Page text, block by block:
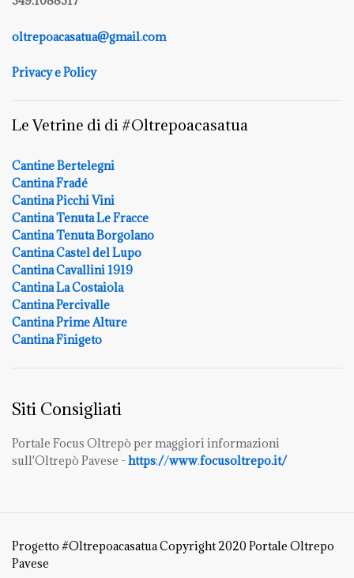
oltrepoacasatua@gmail.com
Privacy e Policy
Le Vetrine di di #Oltrepoacasatua
Cantine Bertelegni
Cantina Fradé
Cantina Picchi Vini
Cantina Tenuta Le Fracce
Cantina Tenuta Borgolano
Cantina Castel del Lupo
Cantina Cavallini 1919
Cantina La Costaiola
Cantina Percivalle
Cantina Prime Alture
Cantina Finigeto
Siti Consigliati
Portale Focus Oltrepò per maggiori informazioni
sull'Oltrepò Pavese - https://www.focusoltrepo.it/
Progetto #Oltrepoacasatua Copyright 2020 Portale Oltrepo
Pavese